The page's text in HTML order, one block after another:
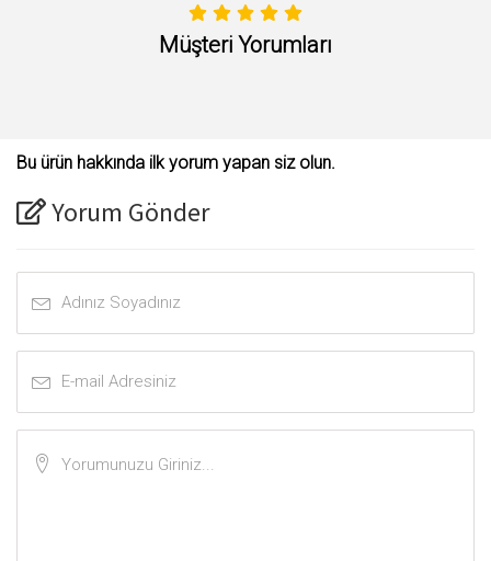
Müşteri Yorumları
Bu ürün hakkında ilk yorum yapan siz olun.
Yorum Gönder